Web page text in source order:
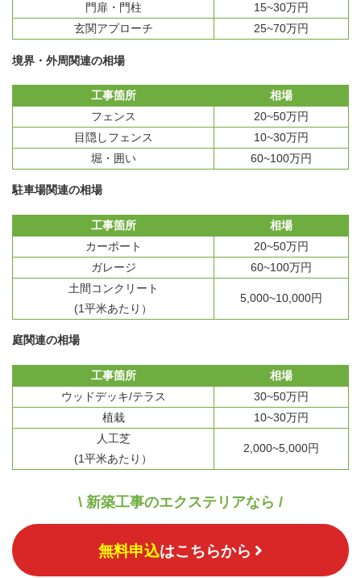
門扉・門柱
15~30万円
玄関アプローチ
25~70万円
境界・外周関連の相場
工事箇所
相場
フェンス
20~50万円
目隠しフェンス
10~30万円
堀・囲い
60~100万円
駐車場関連の相場
工事箇所
相場
カーポート
20~50万円
ガレージ
60~100万円
土間コンクリート
(1平米あたり）
5,000~10,000円
庭関連の相場
工事箇所
相場
ウッドデッキ/テラス
30~50万円
植栽
10~30万円
人工芝
(1平米あたり）
2,000~5,000円
\ 新築工事のエクステリアなら /
無料申込はこちらから